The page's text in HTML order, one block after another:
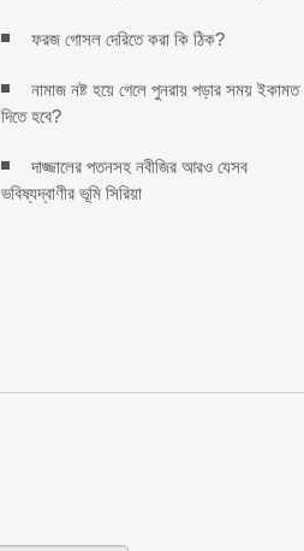
ফরজ গোসল দেরিতে করা কি ঠিক?
নামাজ নষ্ট হয়ে গেলে পুনরায় পড়ার সময় ইকামত
দিতে হবে?
দাজ্জালের পতনসহ নবীজির আরও যেসব
ভবিষ্যদ্বাণীর ভূমি সিরিয়া